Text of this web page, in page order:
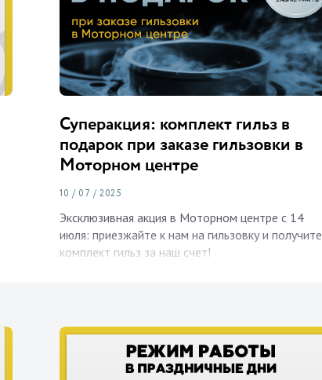
Суперакция: комплект гильз в
подарок при заказе гильзовки в
Моторном центре
10 / 07 / 2025
Эксклюзивная акция в Моторном центре с 14
июля: приезжайте к нам на гильзовку и получите
комплект гильз за наш счет!